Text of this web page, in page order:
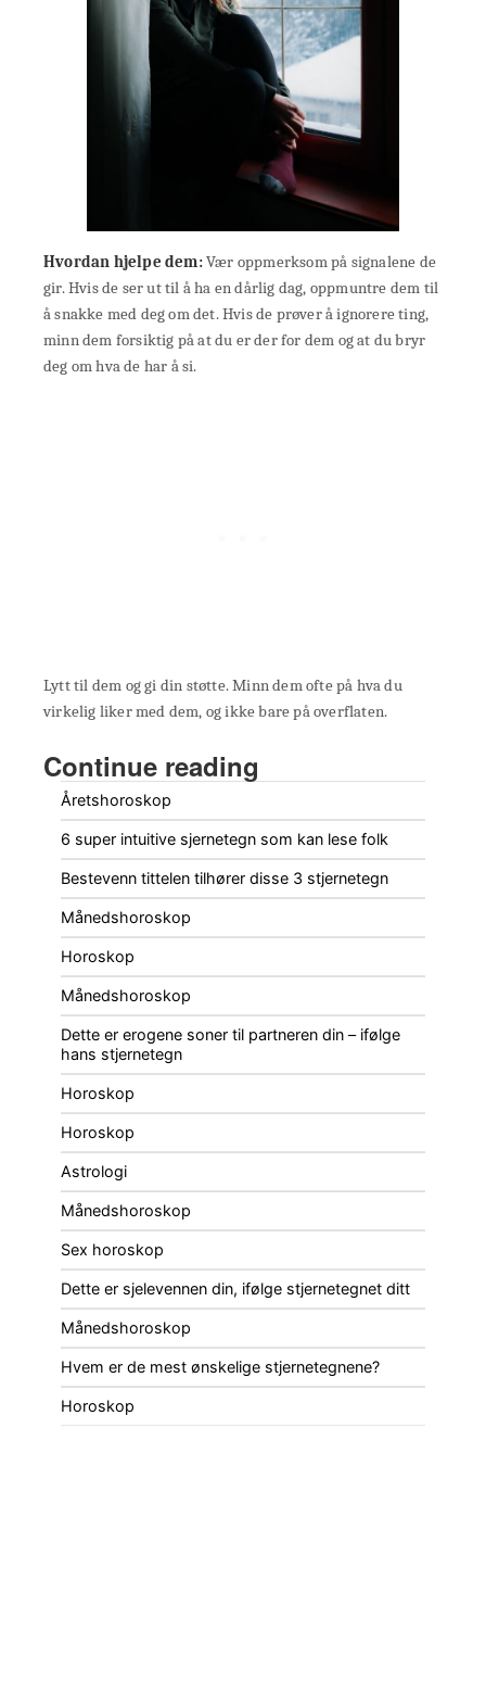
Hvordan hjelpe dem:Vær oppmerksom på signalene de
gir. Hvis de ser ut til å ha en dårlig dag, oppmuntre dem til
å snakke med deg om det. Hvis de prøver å ignorere ting,
minn dem forsiktig på at du er der for dem og at du bryr
deg om hva de har å si.
Lytt til dem og gi din støtte. Minn dem ofte på hva du
virkelig liker med dem, og ikke bare på overflaten.
Continue reading
Åretshoroskop
6 super intuitive sjernetegn som kan lese folk
Bestevenn tittelen tilhører disse 3 stjernetegn
Månedshoroskop
Horoskop
Månedshoroskop
Dette er erogene soner til partneren din – ifølge
hans stjernetegn
Horoskop
Horoskop
Astrologi
Månedshoroskop
Sex horoskop
Dette er sjelevennen din, ifølge stjernetegnet ditt
Månedshoroskop
Hvem er de mest ønskelige stjernetegnene?
Horoskop